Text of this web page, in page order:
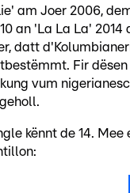
am Joer 2006,
an 'La La La' 2014
datt
Fir
vum
kënnt de 14. Mee